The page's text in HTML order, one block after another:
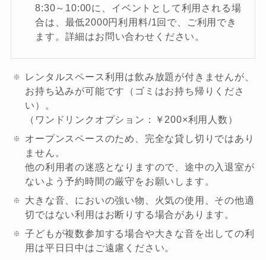
8:30～10:00に、イベントとして利用される場
合は、最低2000円利用料/1回で、ご利用でき
ます。詳細はお問い合わせください。
レンタルスペース利用は飲み放題が付きませんが、
お持ち込みが可能です（ゴミはお持ち帰りくださ
い）。
（ワンドリンクオプション：￥200×利用人数）
オープンスペースのため、完全な貸し切りではあり
ません。
他の利用者の迷惑となりますので、途中の入退室が
ないよう予約時間の厳守をお願いします。
大きな音、においの強い物、火気の使用、その他適
切ではない利用はお断りする場合があります。
子どもが複数参加する場合や大きな音を出しての利
用は平日日中はご遠慮ください。